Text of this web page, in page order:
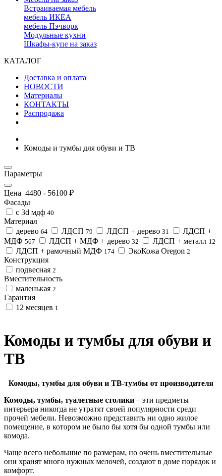
Встраиваемая мебель
мебель ИКЕА
мебель Пэчворк
Модульные кухни
Шкафы-купе на заказ
КАТАЛОГ
Доставка и оплата
НОВОСТИ
Материалы
КОНТАКТЫ
Распродажа
Комоды и тумбы для обуви и ТВ
Параметры
Цена 4480 - 56100 ₽
Фасады
с 3d мдф 40
Материал
дерево 64 ЛДСП 79 ЛДСП + дерево 31
ЛДСП +
МДФ 567 ЛДСП + МДФ + дерево 32 ЛДСП + металл 12
ЛДСП + рамочный МДФ 174 ЭкоКожа Oregon 2
Конструкция
подвесная 2
Вместительность
маленькая 2
Гарантия
12 месяцев 1
Комоды и тумбы для обуви и
ТВ
Комоды, тумбы для обуви и ТВ-тумбы от производителя
Комоды, тумбы, туалетные столики – эти предметы
интерьера никогда не утратят своей популярности среди
прочей мебели. Невозможно представить ни одно жилое
помещение, в котором не было бы хотя бы одной тумбы или
комода.
Чаще всего небольшие по размерам, но очень вместительные
они хранят много нужных мелочей, создают в доме порядок и
комфорт.